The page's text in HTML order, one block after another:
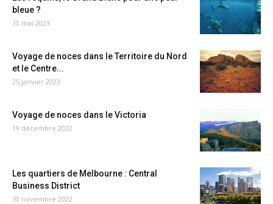
bleue ?
10 mai 2023
Voyage de noces dans le Territoire du Nord
et le Centre...
25 janvier 2023
Voyage de noces dans le Victoria
19 décembre 2022
Les quartiers de Melbourne : Central
Business District
30 novembre 2022